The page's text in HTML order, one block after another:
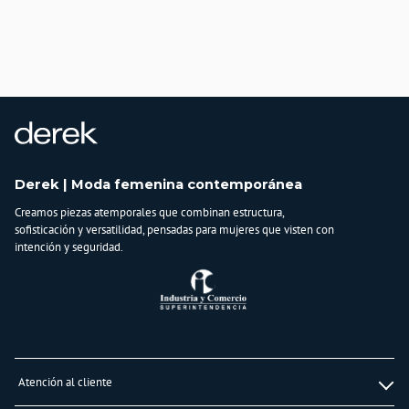
Cuidado y Lavado
Lavar en maquina, no usar blanqueadores, lavar y secar con colores similares y
planchar a temperatura tibia
100% POLIESTER
Derek | Moda femenina contemporánea
Creamos piezas atemporales que combinan estructura,
sofisticación y versatilidad, pensadas para mujeres que visten con
intención y seguridad.
Atención al cliente